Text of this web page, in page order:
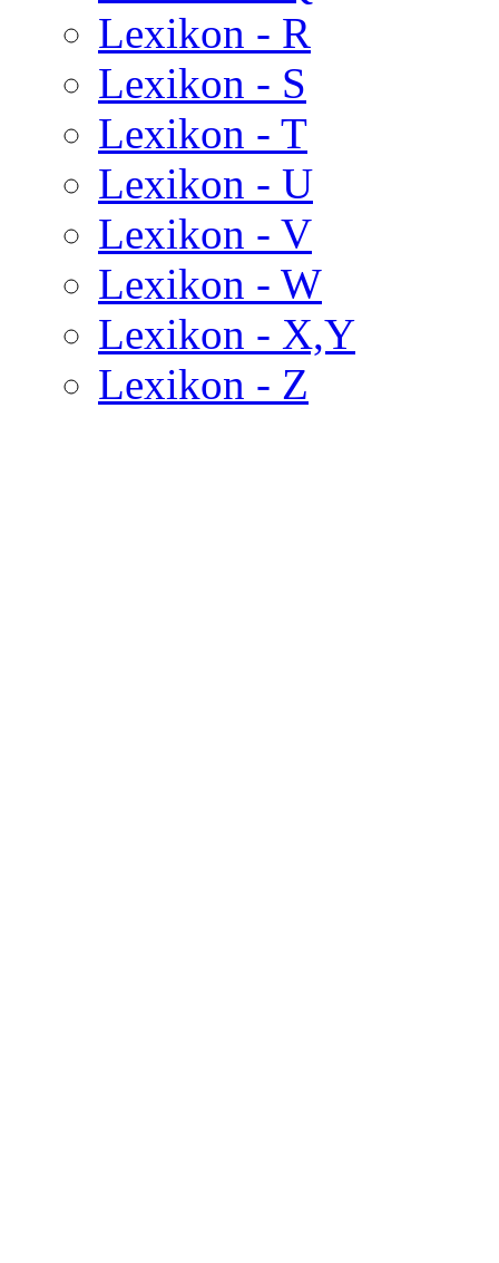
Lexikon - R
Lexikon - S
Lexikon - T
Lexikon - U
Lexikon - V
Lexikon - W
Lexikon - X,Y
Lexikon - Z